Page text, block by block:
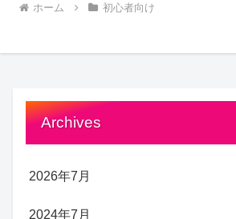
ホーム 初心者向け
Archives
2026年7月
2024年7月